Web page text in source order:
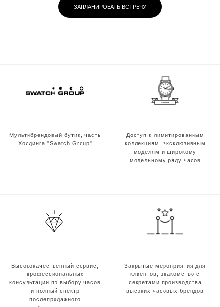
ЗАПЛАНИРОВАТЬ ВСТРЕЧУ
Мультибрендовый бутик, часть
Холдинга "Swatch Group"
Доступ к лимитированным
коллекциям, эксклюзивным
моделям и широкому
модельному ряду часов
Высококачественный сервис,
профессиональные
консультации по выбору часов
и полный спектр
послепродажного
Закрытые мероприятия для
клиентов, знакомство с
секретами производства
высоких часовых брендов